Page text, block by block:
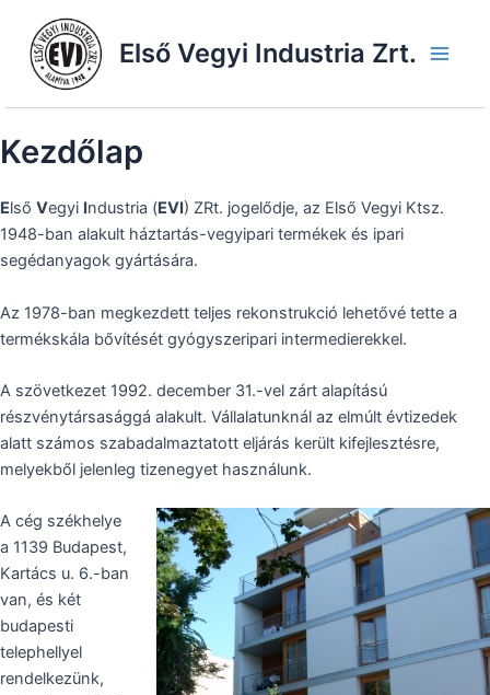
content
Első Vegyi Industria Zrt.
Kezdőlap
Első Vegyi Industria (EVI) ZRt. jogelődje, az Első Vegyi Ktsz.
1948-ban alakult háztartás-vegyipari termékek és ipari
segédanyagok gyártására.
Az 1978-ban megkezdett teljes rekonstrukció lehetővé tette a
termékskála bővítését gyógyszeripari intermedierekkel.
A szövetkezet 1992. december 31.-vel zárt alapítású
részvénytársasággá alakult. Vállalatunknál az elmúlt évtizedek
alatt számos szabadalmaztatott eljárás került kifejlesztésre,
melyekből jelenleg tizenegyet használunk.
A cég székhelye
a 1139 Budapest,
Kartács u. 6.-ban
van, és két
budapesti
telephellyel
rendelkezünk,